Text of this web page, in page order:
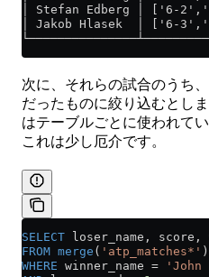
│ Stefan Edberg │
│ Jakob Hlasek  │
次に、それらの試合のうち
だったものに絞り込むとしま
はテーブルごとに使われて
これは少し厄介です。
SELECT loser_name, score,
FROM merge ( 'atp_matches*' )
WHERE winner_name = 'John